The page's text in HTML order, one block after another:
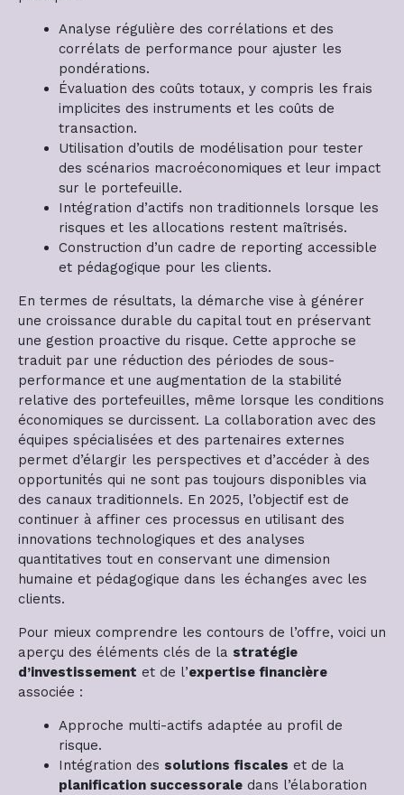
Analyse régulière des corrélations et des
corrélats de performance pour ajuster les
pondérations.
Évaluation des coûts totaux, y compris les frais
implicites des instruments et les coûts de
transaction.
Utilisation d’outils de modélisation pour tester
des scénarios macroéconomiques et leur impact
sur le portefeuille.
Intégration d’actifs non traditionnels lorsque les
risques et les allocations restent maîtrisés.
Construction d’un cadre de reporting accessible
et pédagogique pour les clients.
En termes de résultats, la démarche vise à générer
une croissance durable du capital tout en préservant
une gestion proactive du risque. Cette approche se
traduit par une réduction des périodes de sous-
performance et une augmentation de la stabilité
relative des portefeuilles, même lorsque les conditions
économiques se durcissent. La collaboration avec des
équipes spécialisées et des partenaires externes
permet d’élargir les perspectives et d’accéder à des
opportunités qui ne sont pas toujours disponibles via
des canaux traditionnels. En 2025, l’objectif est de
continuer à affiner ces processus en utilisant des
innovations technologiques et des analyses
quantitatives tout en conservant une dimension
humaine et pédagogique dans les échanges avec les
clients.
Pour mieux comprendre les contours de l’offre, voici un
aperçu des éléments clés de la stratégie
d’investissement et de l’expertise financière
associée :
Approche multi-actifs adaptée au profil de
risque.
Intégration des solutions fiscales et de la
planification successorale dans l’élaboration